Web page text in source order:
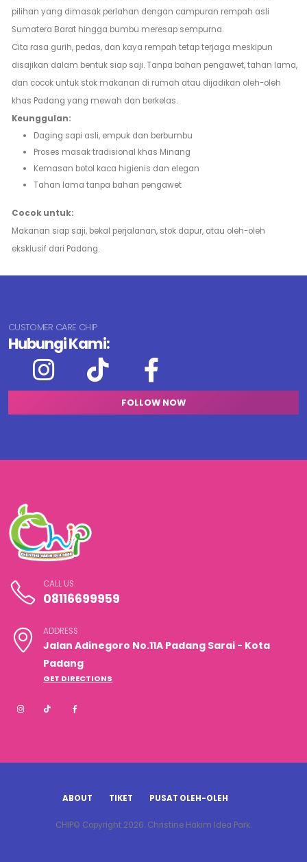
pilihan yang dimasak perlahan dengan campuran rempah asli
Sumatera Barat hingga bumbu meresap sempurna.
Cita rasa gurih, pedas, dan kaya rempah tetap terjaga meskipun
disajikan dalam bentuk siap saji. Tanpa bahan pengawet, tahan lama,
dan cocok untuk stok makanan di rumah atau dijadikan oleh-oleh
khas Padang yang mewah dan berkelas.
Keunggulan:
Daging sapi asli, empuk dan berbumbu
Proses masak tradisional khas Minang
Kemasan botol kaca higienis dan elegan
Tahan lama tanpa bahan pengawet
Cocok untuk:
Makanan siap saji, bekal perjalanan, stok dapur, atau oleh-oleh
eksklusif dari Padang.
CUSTOMER CARE CHIP
Hubungi Kami:
FOLLOW NOW
CALL US
08116699959
ADDRESS
Jalan Adinegoro No.11A Padang Sarai - Kota
Padang
GET DIRECTIONS
ABOUT TIKET PUSAT OLEH-OLEH
CHIP© Copyright 2026. Christine Hakim Idea Park.